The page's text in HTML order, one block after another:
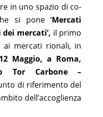
in uno spazio di co-
si pone ‘Mercati
mercati’, il primo
ai mercati rionali, in
Maggio, a Roma,
Tor Carbone –
di riferimento del
dell’accoglienza